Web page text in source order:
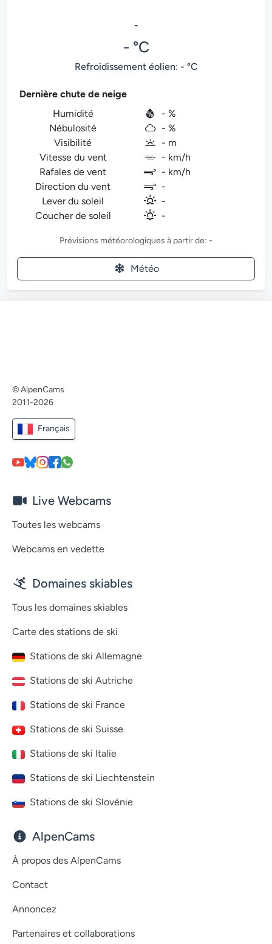
-
- °C
Refroidissement éolien: - °C
Dernière chute de neige
Humidité
- %
Nébulosité
- %
Visibilité
- m
Vitesse du vent
- km/h
Rafales de vent
- km/h
Direction du vent
-
Lever du soleil
-
Coucher de soleil
-
Prévisions météorologiques à partir de: -
Météo
© AlpenCams
2011-2026
Français
Live Webcams
Toutes les webcams
Webcams en vedette
Domaines skiables
Tous les domaines skiables
Carte des stations de ski
Stations de ski Allemagne
Stations de ski Autriche
Stations de ski France
Stations de ski Suisse
Stations de ski Italie
Stations de ski Liechtenstein
Stations de ski Slovénie
AlpenCams
À propos des AlpenCams
Contact
Annoncez
Partenaires et collaborations